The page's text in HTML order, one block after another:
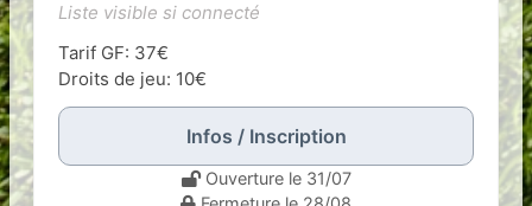
Liste visible si connecté
Tarif GF: 37€
Droits de jeu: 10€
Infos / Inscription
Ouverture le 31/07